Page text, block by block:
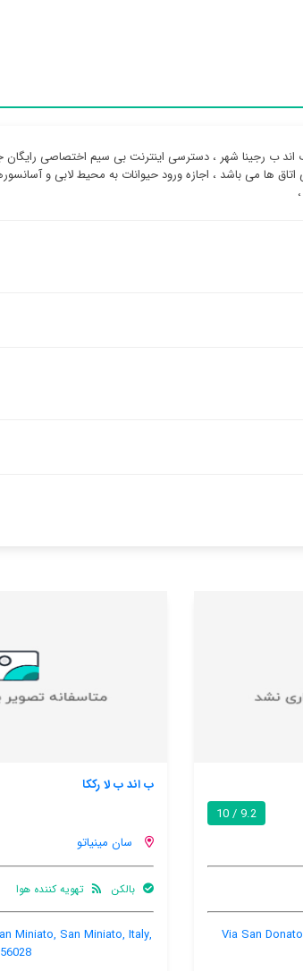
ب رجینا شهر ، دسترسی اینترنت بی سیم اختصاصی
ها می باشد ، اجازه ورود حیوانات به محیط لابی و
Via Sanminiatese 35, San Miniato, San